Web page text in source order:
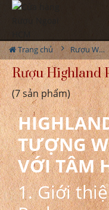
Trang chủ Rượu Whisky
Rượu Highland
(7 sản phẩm)
TƯỢNG
VỚI TÂM
1. Giới